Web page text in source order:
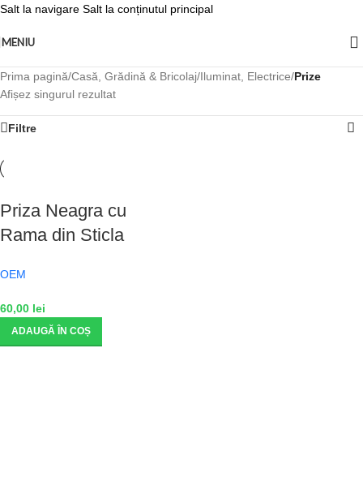
Salt la navigare Salt la conținutul principal
MENIU
Prima pagină/Casă, Grădină & Bricolaj/Iluminat, Electrice/Prize
Afișez singurul rezultat
Filtre
Priza Neagra cu
Rama din Sticla
USB c
OEM
60,00 lei
ADAUGĂ ÎN COȘ